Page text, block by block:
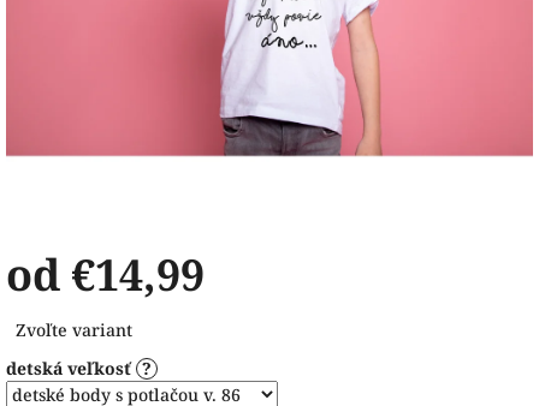
od €14,99
cena:
Zvoľte variant
detská veľkosť ?